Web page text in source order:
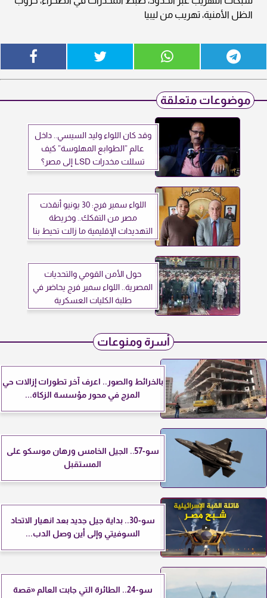
الظل الأمنية، تهريب من ليبيا
موضوعات متعلقة
وقد كان اللواء وليد السيسي.. داخل
عالم ”الطوابع المهلوسة” كيف
تسللت مخدرات LSD إلى مصر؟
اللواء سمير فرج: 30 يونيو أنقذت
مصر من التفكك.. وخريطة
التهديدات الإقليمية ما زالت تحيط بنا
حول الأمن القومي والتحديات
المصرية.. اللواء سمير فرج يحاضر في
طلبة الكليات العسكرية
أسرة ومنوعات
بالخرائط والصور.. اعرف آخر تطورات إزالات حي
المرج في محور مؤسسة الزكاة...
سو-57.. الجيل الخامس ورهان موسكو على
المستقبل
سو-30.. بداية جيل جديد بعد انهيار الاتحاد
السوفيتي وإلى أين وصل الدب...
سو-24.. الطائرة التي جابت العالم «قصة